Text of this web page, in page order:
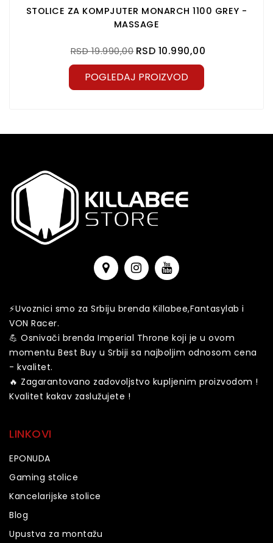
STOLICE ZA KOMPJUTER MONARCH 1100 GREY -
MASSAGE
RSD 19.990,00 RSD 10.990,00
POGLEDAJ PROIZVOD
⚡️️Uvoznici smo za Srbiju brenda Killabee,Fantasylab i
VON Racer.
💪 Osnivači brenda Imperial Throne koji je u ovom
momentu Best Buy u Srbiji sa najboljim odnosom cena
- kvalitet.
🔥 Zagarantovano zadovoljstvo kupljenim proizvodom !
Kvalitet kakav zaslužujete !
LINKOVI
EPONUDA
Gaming stolice
Kancelarijske stolice
Blog
Upustva za montažu